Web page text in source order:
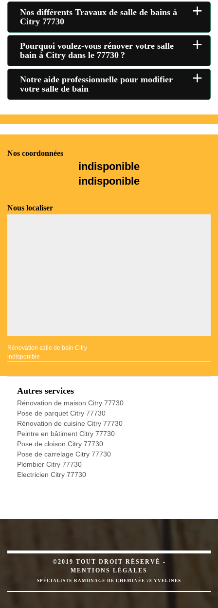
Nos différents Travaux de salle de bains à
Citry 77730
+
Pourquoi voulez-vous rénover votre salle
bain à Citry dans le 77730 ?
+
Notre aide professionnelle pour modifier
votre salle de bain
+
Nos coordonnées
indisponible
indisponible
Nous localiser
Rénovation salle de bain Citry
indisponible
Autres services
Rénovation de maison Citry 77730
Pose de parquet Citry 77730
Rénovation de cuisine Citry 77730
Peintre en bâtiment Citry 77730
Pose de cloison Citry 77730
Pose de carrelage Citry 77730
Plombier Citry 77730
Electricien Citry 77730
©2019 TOUT DROIT RÉSERVÉ -
MENTIONS LÉGALES
SPÉCIALISTE RAMONAGE DE CHEMINÉE 78 YVELINES